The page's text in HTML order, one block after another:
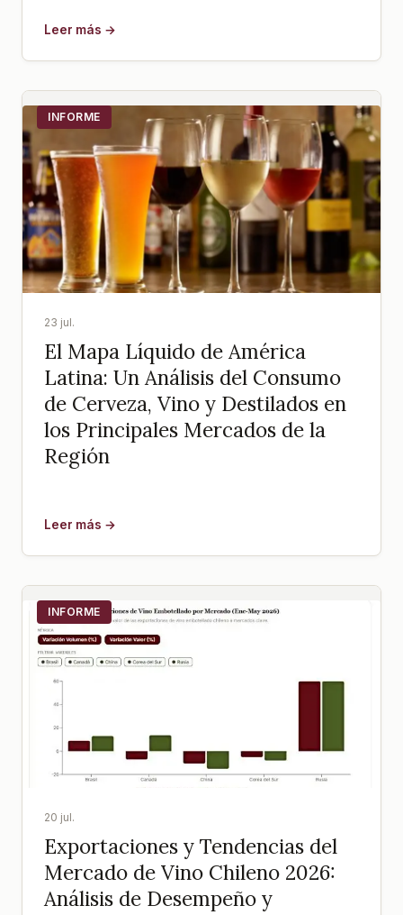
Leer más →
INFORME
23 jul.
El Mapa Líquido de América
Latina: Un Análisis del Consumo
de Cerveza, Vino y Destilados en
los Principales Mercados de la
Región
Leer más →
INFORME
20 jul.
Exportaciones y Tendencias del
Mercado de Vino Chileno 2026:
Análisis de Desempeño y